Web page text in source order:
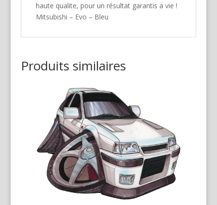
haute qualite, pour un résultat garantis a vie !
Mitsubishi – Evo – Bleu
Produits similaires